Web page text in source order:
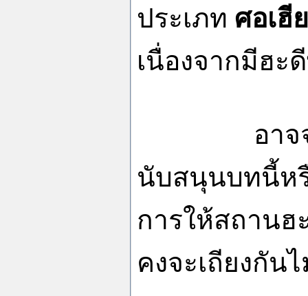
ประเภท ศอเฮี
เนื่องจากมีฮ
อาจจะมีผู้
นับสนุนบทนี้ห
การให้สถานฮ
คงจะเถียงกัน